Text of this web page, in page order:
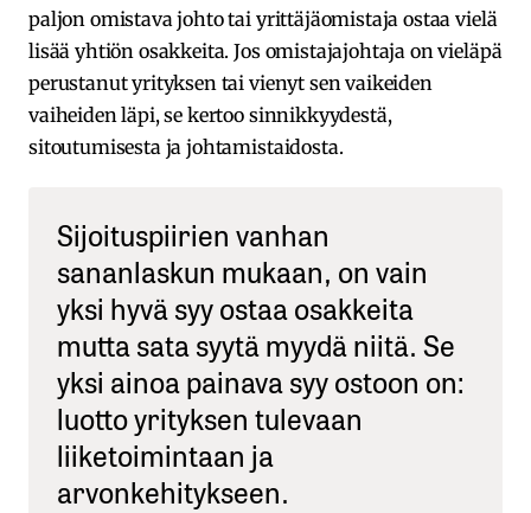
paljon omistava johto tai yrittäjäomistaja ostaa vielä
lisää yhtiön osakkeita. Jos omistajajohtaja on vieläpä
perustanut yrityksen tai vienyt sen vaikeiden
vaiheiden läpi, se kertoo sinnikkyydestä,
sitoutumisesta ja johtamistaidosta.
Sijoituspiirien vanhan
sananlaskun mukaan, on vain
yksi hyvä syy ostaa osakkeita
mutta sata syytä myydä niitä. Se
yksi ainoa painava syy ostoon on:
luotto yrityksen tulevaan
liiketoimintaan ja
arvonkehitykseen.